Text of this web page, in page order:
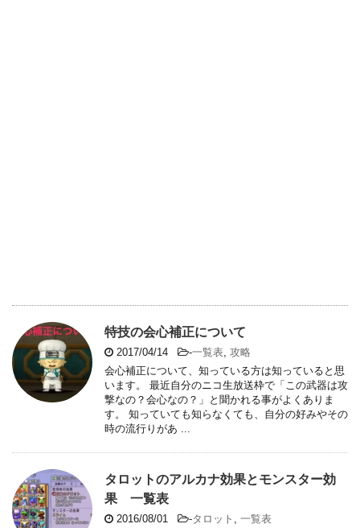
特技の会心補正について
2017/04/14 -一覧表, 攻略
会心補正について、知っている方は知っていると思
います。 最近自分のニコ生放送枠で「この武器は攻
撃なの？会心なの？」と聞かれる事がよくありま
す。 知っていても知らなくても、自分の好みやその
時の流行りがあ ...
タロットのアルカナ効果とモンスター効
果 一覧表
2016/08/01 -タロット , 一覧表